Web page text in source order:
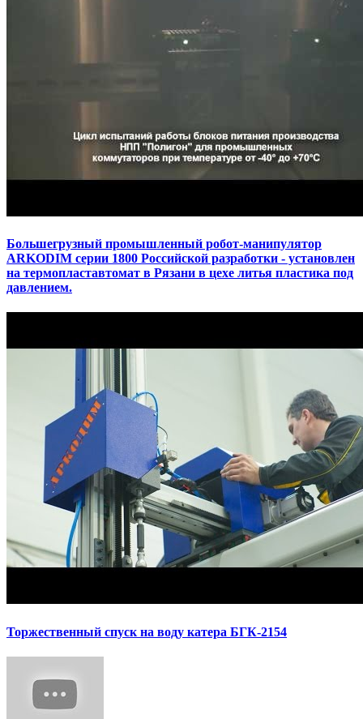
Большегрузный промышленный робот-манипулятор
ARKODIM серии 1800 Российской разработки - установлен
на термопластавтомат в Рязани в цехе литья пластика под
давлением.
Торжественный спуск на воду катера БГК-2154